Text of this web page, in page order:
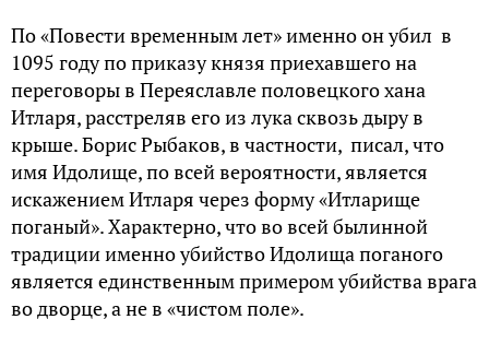
По «Повести временным лет» именно он убил в
1095 году по приказу князя приехавшего на
переговоры в Переяславле половецкого хана
Итларя, расстреляв его из лука сквозь дыру в
крыше. Борис Рыбаков, в частности, писал, что
имя Идолище, по всей вероятности, является
искажением Итларя через форму «Итларище
поганый». Характерно, что во всей былинной
традиции именно убийство Идолища поганого
является единственным примером убийства врага
во дворце, а не в «чистом поле».